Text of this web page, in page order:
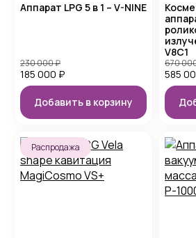
Аппарат LPG 5 в 1 – V-NINE
185 000 ₽
230 000₽
Добавить в корзину
V8C1
585
670
Распродажа